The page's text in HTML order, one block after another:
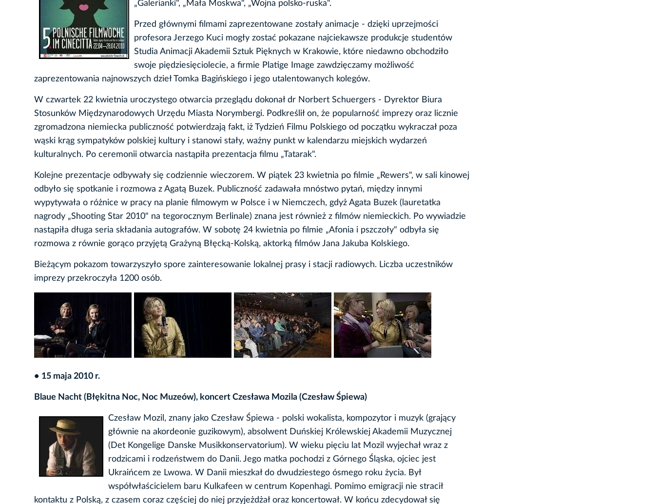
„Galerianki", „Mała Moskwa", „Wojna polsko-ruska".
Przed głównymi filmami zaprezentowane zostały animacje - dzięki uprzejmości
profesora Jerzego Kuci mogły zostać pokazane najciekawsze produkcje studentów
Studia Animacji Akademii Sztuk Pięknych w Krakowie, które niedawno obchodziło
swoje piędziesięciolecie, a firmie Platige Image zawdzięczamy możliwość
zaprezentowania najnowszych dzieł Tomka Bagińskiego i jego utalentowanych kolegów.
W czwartek 22 kwietnia uroczystego otwarcia przeglądu dokonał dr Norbert Schuergers - Dyrektor Biura
Stosunków Międzynarodowych Urzędu Miasta Norymbergi. Podkreślił on, że popularność imprezy oraz licznie
zgromadzona niemiecka publiczność potwierdzają fakt, iż Tydzień Filmu Polskiego od początku wykraczał poza
wąski krąg sympatyków polskiej kultury i stanowi stały, ważny punkt w kalendarzu miejskich wydarzeń
kulturalnych. Po ceremonii otwarcia nastąpiła prezentacja filmu „Tatarak".
Kolejne prezentacje odbywały się codziennie wieczorem. W piątek 23 kwietnia po filmie „Rewers", w sali kinowej
odbyło się spotkanie i rozmowa z Agatą Buzek. Publiczność zadawała mnóstwo pytań, między innymi
wypytywała o różnice w pracy na planie filmowym w Polsce i w Niemczech, gdyż Agata Buzek (lauretatka
nagrody „Shooting Star 2010" na tegorocznym Berlinale) znana jest również z filmów niemieckich. Po wywiadzie
nastąpiła długa seria składania autografów. W sobotę 24 kwietnia po filmie „Afonia i pszczoły" odbyła się
rozmowa z równie gorąco przyjętą Grażyną Błęcką-Kolską, aktorką filmów Jana Jakuba Kolskiego.
Bieżącym pokazom towarzyszyło spore zainteresowanie lokalnej prasy i stacji radiowych. Liczba uczestników
imprezy przekroczyła 1200 osób.
• 15 maja 2010 r.
Blaue Nacht (Błękitna Noc, Noc Muzeów), koncert Czesława Mozila (Czesław Śpiewa)
Czesław Mozil, znany jako Czesław Śpiewa - polski wokalista, kompozytor i muzyk (grający
głównie na akordeonie guzikowym), absolwent Duńskiej Królewskiej Akademii Muzycznej
(Det Kongelige Danske Musikkonservatorium). W wieku pięciu lat Mozil wyjechał wraz z
rodzicami i rodzeństwem do Danii. Jego matka pochodzi z Górnego Śląska, ojciec jest
Ukraińcem ze Lwowa. W Danii mieszkał do dwudziestego ósmego roku życia. Był
współwłaścicielem baru Kulkafeen w centrum Kopenhagi. Pomimo emigracji nie stracił
kontaktu z Polską, z czasem coraz częściej do niej przyjeżdżał oraz koncertował. W końcu zdecydował się